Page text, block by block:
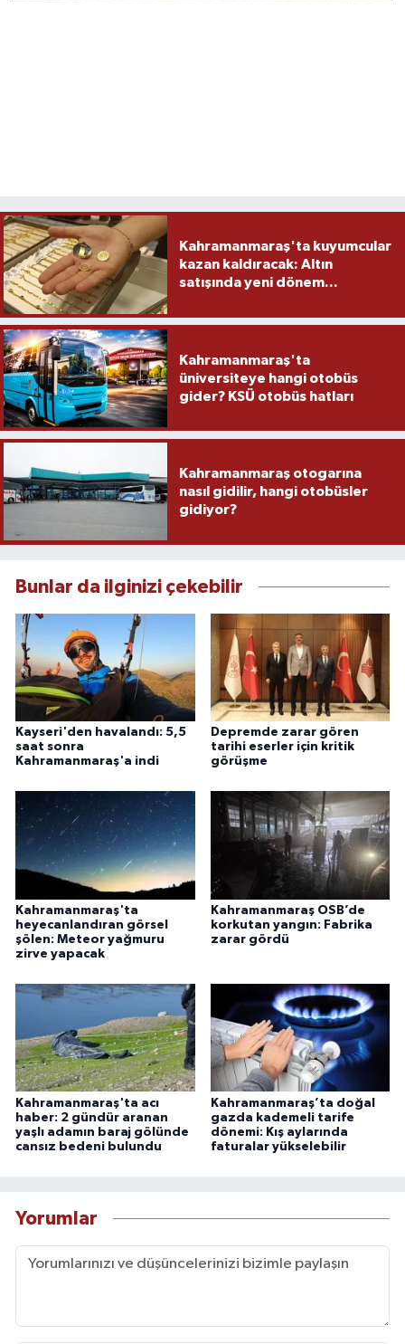
Kahramanmaraş'ta kuyumcular
kazan kaldıracak: Altın
satışında yeni dönem...
Kahramanmaraş'ta
üniversiteye hangi otobüs
gider? KSÜ otobüs hatları
Kahramanmaraş otogarına
nasıl gidilir, hangi otobüsler
gidiyor?
Bunlar da ilginizi çekebilir
Kayseri'den havalandı: 5,5
saat sonra
Kahramanmaraş'a indi
Depremde zarar gören
tarihi eserler için kritik
görüşme
Kahramanmaraş'ta
heyecanlandıran görsel
şölen: Meteor yağmuru
zirve yapacak
Kahramanmaraş OSB’de
korkutan yangın: Fabrika
zarar gördü
Kahramanmaraş'ta acı
haber: 2 gündür aranan
yaşlı adamın baraj gölünde
cansız bedeni bulundu
Kahramanmaraş’ta doğal
gazda kademeli tarife
dönemi: Kış aylarında
faturalar yükselebilir
Yorumlar